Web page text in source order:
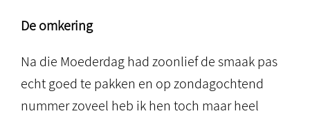
De omkering
Na die Moederdag had zoonlief de smaak pas
echt goed te pakken en op zondagochtend
nummer zoveel heb ik hen toch maar heel